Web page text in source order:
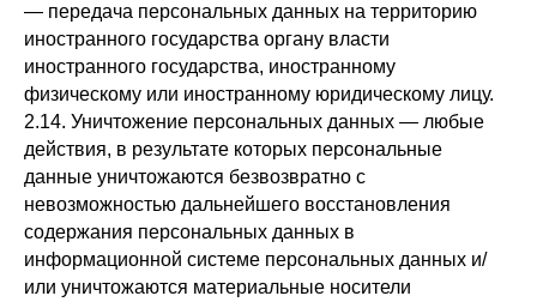
— передача персональных данных на территорию
иностранного государства органу власти
иностранного государства, иностранному
физическому или иностранному юридическому лицу.
2.14. Уничтожение персональных данных — любые
действия, в результате которых персональные
данные уничтожаются безвозвратно с
невозможностью дальнейшего восстановления
содержания персональных данных в
информационной системе персональных данных и/
или уничтожаются материальные носители